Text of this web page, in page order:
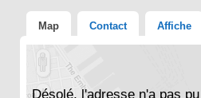
Map Contact Affiche
Désolé, l'adresse n'a pas